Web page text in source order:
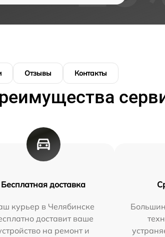
Отзывы Контакты
Бесплатная доставка
курьер в Челябинске
доставит ваше
на ремонт и